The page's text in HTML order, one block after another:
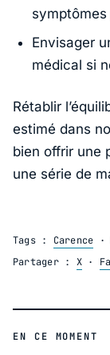
Envisager
médical si
Rétablir
estimé dans
bien offrir une
une série de
Tags : Carence ·
Partager : X·
EN CE MOMENT